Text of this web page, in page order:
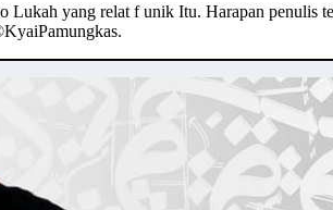
yang relat f unik Itu. Harapan penulis